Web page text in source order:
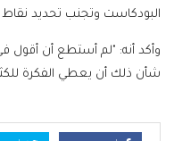
البودكاست وتجنب تحديد
وأكد أنه: "لم أستطع أن أقول
شأن ذلك أن يعطي الفكرة